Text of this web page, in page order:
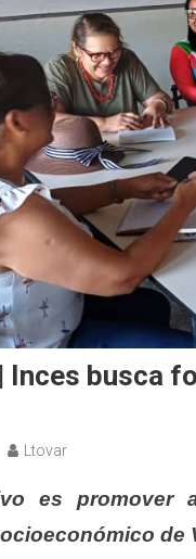
| Inces busca
Ltovar
es promover
de